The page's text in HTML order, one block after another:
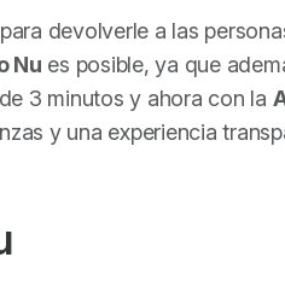
devolverle a las
Nu es posible, ya que
3 minutos y ahora con la
y una experiencia